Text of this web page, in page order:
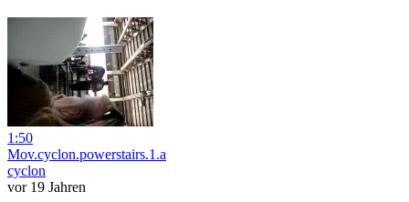
1:50
Mov.cyclon.powerstairs.1.a
cyclon
vor 19 Jahren